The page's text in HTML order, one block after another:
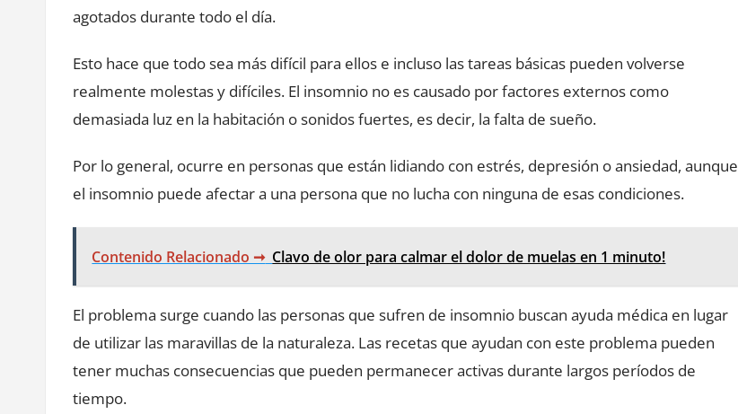
agotados durante todo el día.
Esto hace que todo sea más difícil para ellos e incluso las tareas básicas pueden volverse
realmente molestas y difíciles. El insomnio no es causado por factores externos como
demasiada luz en la habitación o sonidos fuertes, es decir, la falta de sueño.
Por lo general, ocurre en personas que están lidiando con estrés, depresión o ansiedad, aunque
el insomnio puede afectar a una persona que no lucha con ninguna de esas condiciones.
Contenido Relacionado ➞ Clavo de olor para calmar el dolor de muelas en 1 minuto!
El problema surge cuando las personas que sufren de insomnio buscan ayuda médica en lugar
de utilizar las maravillas de la naturaleza. Las recetas que ayudan con este problema pueden
tener muchas consecuencias que pueden permanecer activas durante largos períodos de
tiempo.